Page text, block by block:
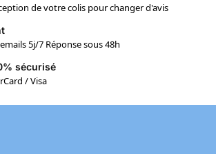
de votre colis pour changer d'avis
5j/7 Réponse sous 48h
sécurisé
/ Visa